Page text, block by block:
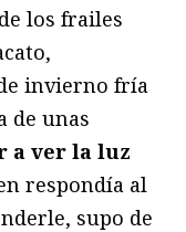
los frailes
invierno fría
de unas
a ver la luz
respondía al
supo de